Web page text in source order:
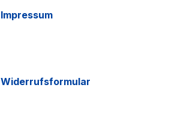
Impressum
Widerrufsformular